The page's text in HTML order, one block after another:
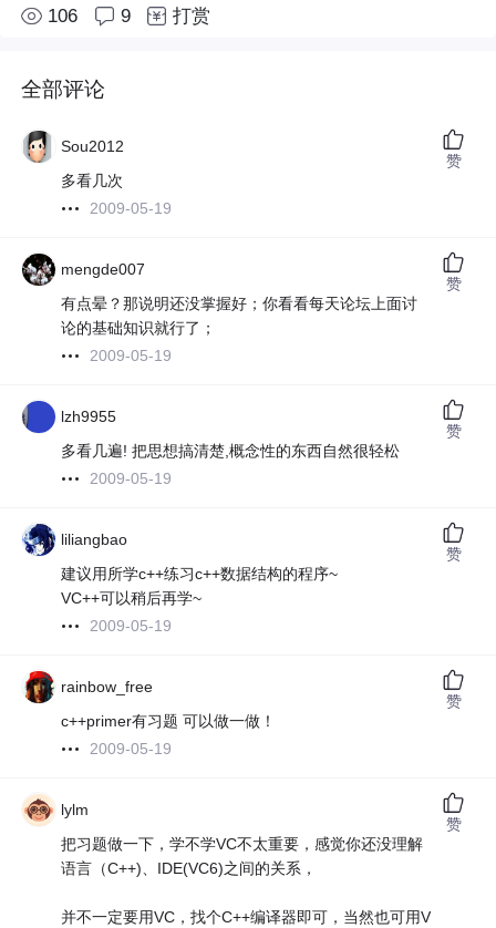
106 9 打赏
全部评论
Sou2012
多看几次
2009-05-19
赞
mengde007
有点晕？那说明还没掌握好；你看看每天论坛上面讨
论的基础知识就行了；
2009-05-19
赞
lzh9955
多看几遍! 把思想搞清楚,概念性的东西自然很轻松
2009-05-19
赞
liliangbao
建议用所学c++练习c++数据结构的程序~
VC++可以稍后再学~
2009-05-19
赞
rainbow_free
c++primer有习题 可以做一做！
2009-05-19
赞
lylm
把习题做一下，学不学VC不太重要，感觉你还没理解
语言（C++)、IDE(VC6)之间的关系，
并不一定要用VC，找个C++编译器即可，当然也可用V
赞